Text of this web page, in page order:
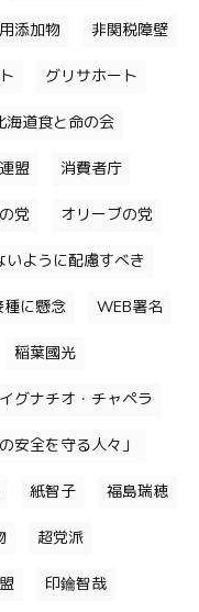
添加物 非関税障壁
グリサホート
海道食と命の会
盟 消費者庁
党 オリーブの党
ように配慮すべき
に懸念 WEB署名
稲葉國光
イグナチオ・チャペラ
の安全を守る人々」
紙智子 福島瑞穂
超党派
印鑰智哉